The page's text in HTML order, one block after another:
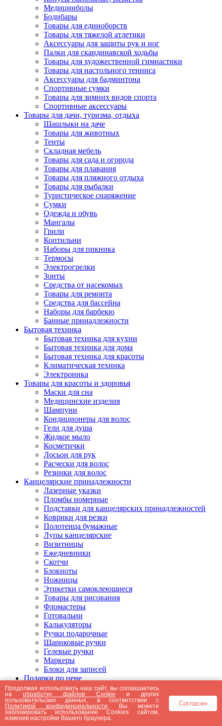
Медицинболы
Бодибары
Товары для единоборств
Товары для тяжелой атлетики
Аксессуары для защиты рук и ног
Палки для скандинавской ходьбы
Товары для художественной гимнастики
Товары для настольного тенниса
Аксессуары для бадминтона
Спортивные сумки
Товары для зимних видов спорта
Спортивные аксессуары
Товары для дачи, туризма, отдыха
Шашлыки на даче
Товары для животных
Тенты
Складная мебель
Товары для сада и огорода
Товары для плавания
Товары для пляжного отдыха
Товары для рыбалки
Туристическое снаряжение
Сумки
Одежда и обувь
Мангалы
Грили
Коптильни
Наборы для пикника
Термосы
Электрогрелки
Зонты
Средства от насекомых
Товары для ремонта
Средства для бассейна
Наборы для барбекю
Банные принадлежности
Бытовая техника
Бытовая техника для кухни
Бытовая техника для дома
Бытовая техника для красоты
Климатическая техника
Электроника
Товары для красоты и здоровья
Маски для сна
Медицинские изделия
Шампуни
Кондиционеры для волос
Гели для душа
Жидкое мыло
Косметички
Лосьон для рук
Расчески для волос
Резинки для волос
Канцелярские принадлежности
Лазерные указки
Пломбы номерные
Подставки для канцелярских принадлежностей
Коврики для резки
Полотенца бумажные
Лупы канцелярские
Визитницы
Ежедневники
Скотчи
Блокноты
Ножницы
Этикетки самоклеющиеся
Товары для рисования
Фломастеры
Готовальни
Калькуляторы
Ручки подарочные
Шариковые ручки
Гелевые ручки
Маркеры
Блоки для записей
Подарки по цене
Подарки от 5000 рублей
Подарки до 5000 рублей
Подарки до 3000 рублей
Подарки до 2000 рублей
Подарки до 1000 рублей
Продолжая использовать наш сайт, вы соглашаетесь
наобработку файлов Cookie и других
пользовательских данных, в соответствии с
Политикой конфиденциальности . Вы можете
заблокировать использование Cookies сайтом,
изменив настройки Вашего браузера.
Согласен